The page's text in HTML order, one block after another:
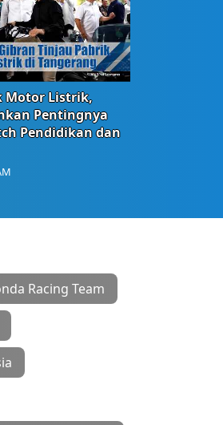
Motor Listrik,
Pentingnya
Pendidikan dan
Racing Team